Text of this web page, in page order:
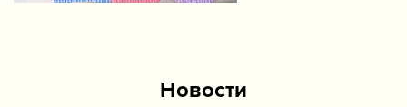
Новости